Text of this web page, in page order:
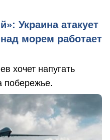
Украина атакует
морем работает
хочет напугать
побережье.